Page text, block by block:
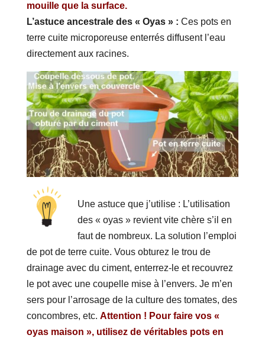
mouille que la surface.
L’astuce ancestrale des « Oyas » : Ces pots en
terre cuite microporeuse enterrés diffusent l’eau
directement aux racines.
Une astuce que j’utilise : L’utilisation
des « oyas » revient vite chère s’il en
faut de nombreux. La solution l’emploi
de pot de terre cuite. Vous obturez le trou de
drainage avec du ciment, enterrez-le et recouvrez
le pot avec une coupelle mise à l’envers. Je m’en
sers pour l’arrosage de la culture des tomates, des
concombres, etc. Attention ! Pour faire vos «
oyas maison », utilisez de véritables pots en